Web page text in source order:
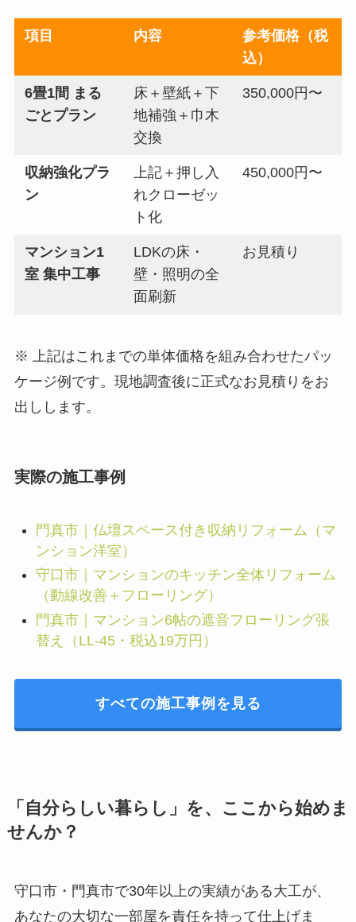
項目 内容
参考価格（税
込）
6畳1間 まる
ごとプラン
床＋壁紙＋下
地補強＋巾木
交換
350,000円〜
収納強化プラ
ン
上記＋押し入
れクローゼッ
ト化
450,000円〜
マンション1
室 集中工事
LDKの床・
壁・照明の全
面刷新
お見積り
※ 上記はこれまでの単体価格を組み合わせたパッ
ケージ例です。現地調査後に正式なお見積りをお
出しします。
実際の施工事例
門真市｜仏壇スペース付き収納リフォーム（マ
ンション洋室）
守口市｜マンションのキッチン全体リフォーム
（動線改善＋フローリング）
門真市｜マンション6帖の遮音フローリング張
替え（LL-45・税込19万円）
すべての施工事例を見る
「自分らしい暮らし」を、ここから始めま
せんか？
守口市・門真市で30年以上の実績がある大工が、
あなたの大切な一部屋を責任を持って仕上げま